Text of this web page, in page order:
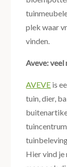
plek waar
vinden.
Aveve: veel
AVEVE is
tuin, dier,
Hier vind je